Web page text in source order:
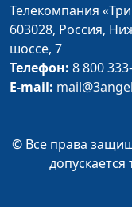
Телекомпания
603028, Россия,
шоссе, 7
Телефон: 8 800
E-mail:
© Все права
допускается